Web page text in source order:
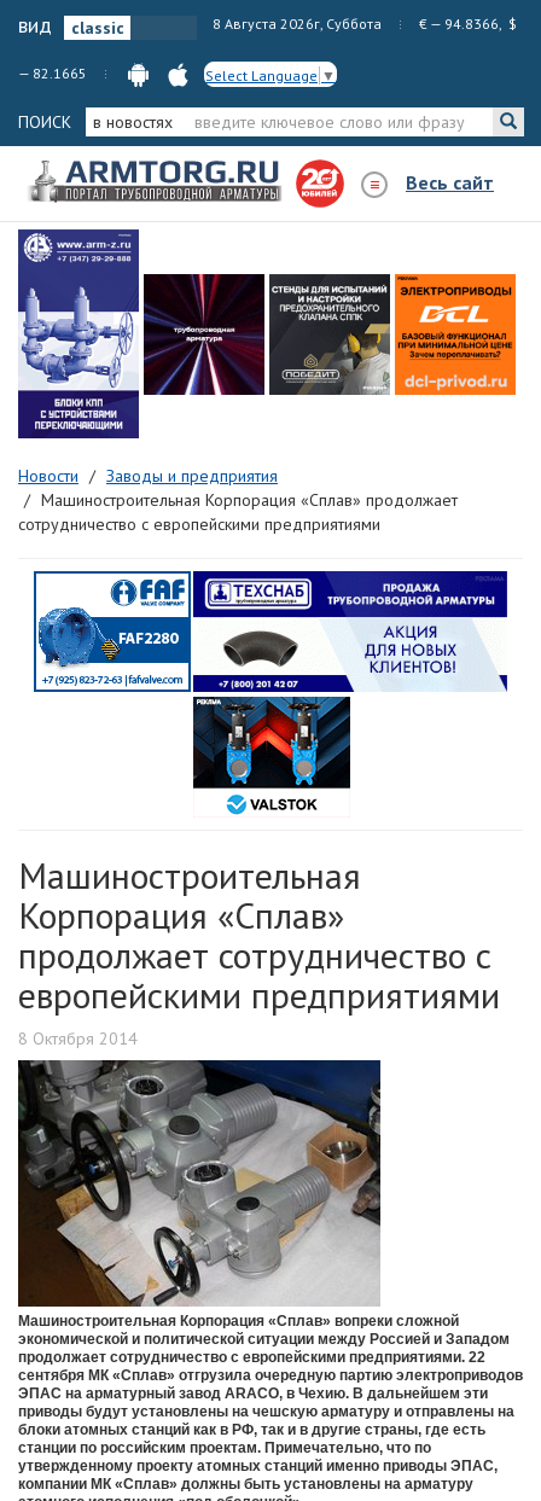
вид 8 Августа 2026г, Суббота € — 94.8366, $
— 82.1665 Select Language ▼
ПОИСК в новостях
Весь сайт
Новости
Заводы и предприятия
Машиностроительная Корпорация «Сплав» продолжает
сотрудничество с европейскими предприятиями
Машиностроительная
Корпорация «Сплав»
продолжает сотрудничество с
европейскими предприятиями
8 Октября 2014
Машиностроительная Корпорация «Сплав» вопреки сложной
экономической и политической ситуации между Россией и Западом
продолжает сотрудничество с европейскими предприятиями. 22
сентября МК «Сплав» отгрузила очередную партию электроприводов
ЭПАС на арматурный завод ARACO, в Чехию. В дальнейшем эти
приводы будут установлены на чешскую арматуру и отправлены на
блоки атомных станций как в РФ, так и в другие страны, где есть
станции по российским проектам. Примечательно, что по
утвержденному проекту атомных станций именно приводы ЭПАС,
компании МК «Сплав» должны быть установлены на арматуру